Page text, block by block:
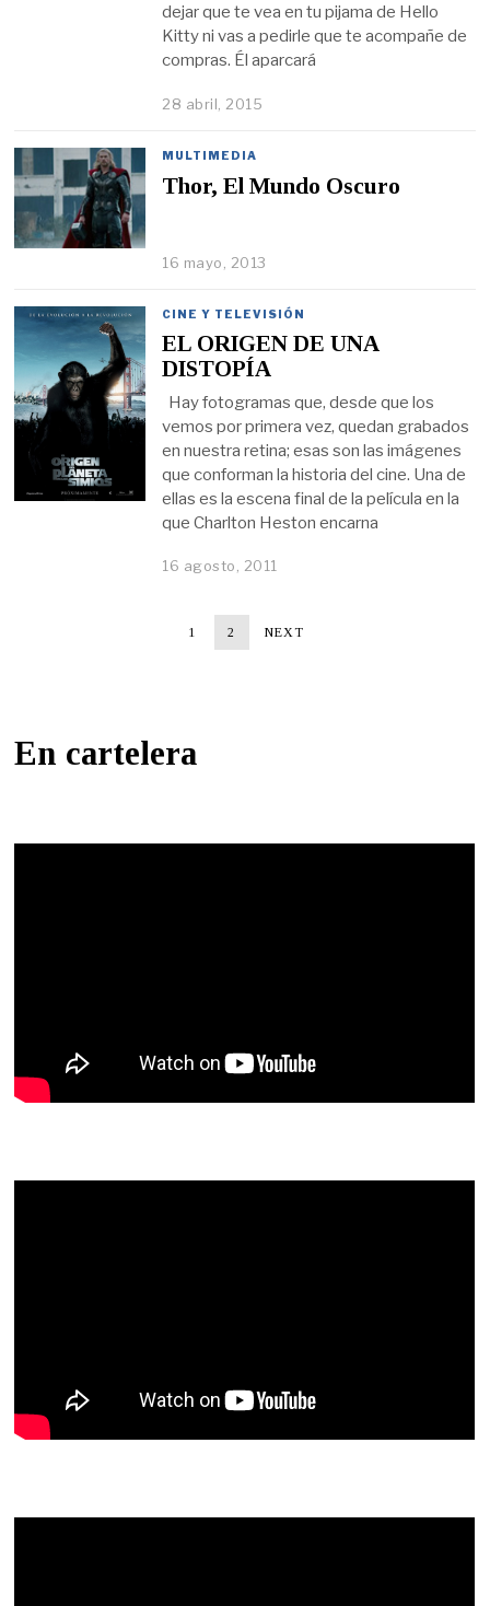
dejar que te vea en tu pijama de Hello
Kitty ni vas a pedirle que te acompañe de
compras. Él aparcará
28 abril, 2015
MULTIMEDIA
Thor, El Mundo Oscuro
16 mayo, 2013
CINE Y TELEVISIÓN
EL ORIGEN DE UNA
DISTOPÍA
Hay fotogramas que, desde que los
vemos por primera vez, quedan grabados
en nuestra retina; esas son las imágenes
que conforman la historia del cine. Una de
ellas es la escena final de la película en la
que Charlton Heston encarna
16 agosto, 2011
1 2 NEXT
En cartelera